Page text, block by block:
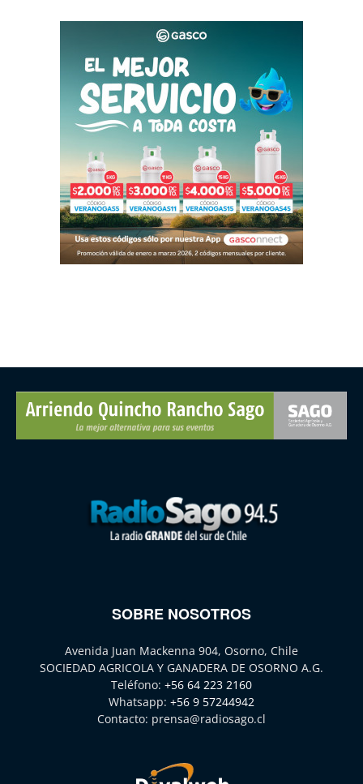
SOBRE NOSOTROS
Avenida Juan Mackenna 904, Osorno, Chile
SOCIEDAD AGRICOLA Y GANADERA DE OSORNO A.G.
Teléfono: +56 64 223 2160
Whatsapp: +56 9 57244942
Contacto: prensa@radiosago.cl